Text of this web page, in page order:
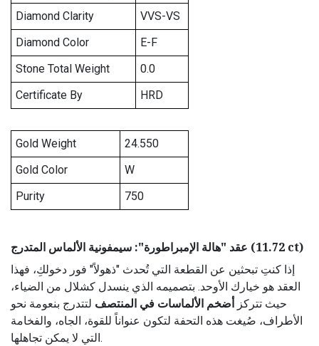
Diamond Clarity
VVS-VS
Diamond Color
E-F
Stone Total Weight
0.0
Certificate By
HRD
Gold Weight
24.550
Gold Color
W
Purity
750
عقد "هالة الإمبراطورة": سيمفونية الألماس المتدرج (11.72 ct)
إذا كنتِ تبحثين عن القطعة التي تُحدث "ذهولاً" فور دخولكِ، فهذا
العقد هو خيارك الأوحد. بتصميمه الذي ينسدل كشلال من الضياء،
حيث تتركز
أضخم الألماسات في المنتصف لتتدرج بنعومة نحو
الأطراف، صُيغت هذه التحفة لتكون عنواناً للقوة، الجاه، والفخامة
التي لا يمكن تجاهلها.